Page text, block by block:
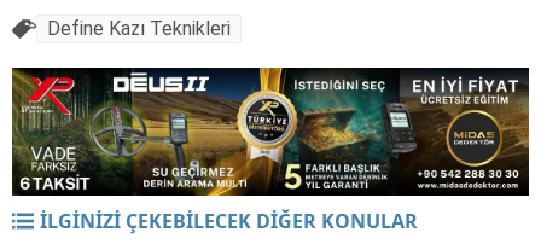
Define Kazı Teknikleri
İLGİNİZİ ÇEKEBİLECEK DİĞER KONULAR